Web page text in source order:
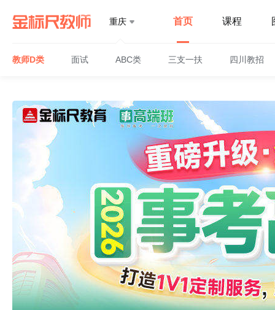
重庆 首页 课程
教师D类 面试 ABC类 三支一扶 四川教招